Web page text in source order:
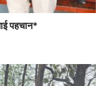
पहचान*